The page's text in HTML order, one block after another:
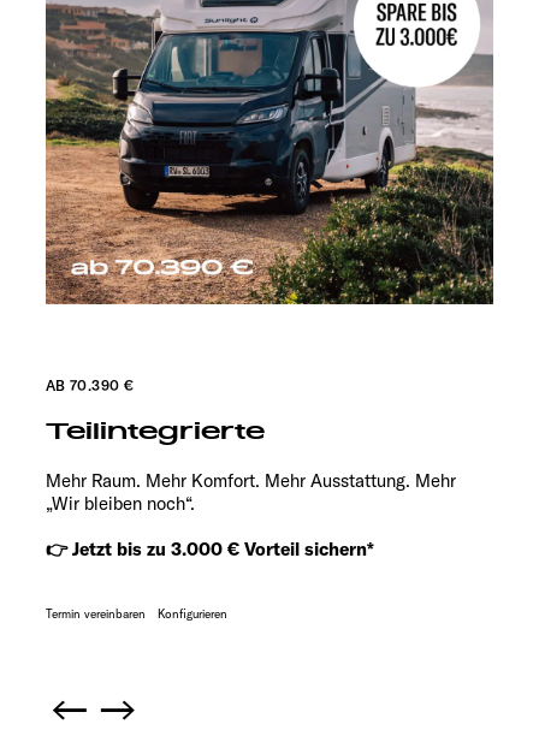
AB 70.390 €
Teilintegrierte
Mehr Raum. Mehr Komfort. Mehr Ausstattung. Mehr
„Wir bleiben noch“.
👉 Jetzt bis zu 3.000 € Vorteil sichern*
Termin vereinbaren Konfigurieren